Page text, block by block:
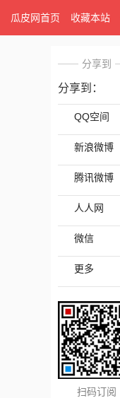
瓜皮网首页 收藏本站
分享到
分享到：
QQ空间
新浪微博
腾讯微博
人人网
微信
更多
扫码订阅